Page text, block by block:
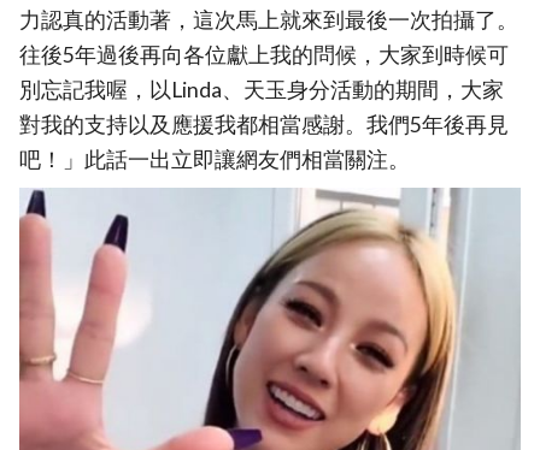
力認真的活動著，這次馬上就來到最後一次拍攝了。
往後5年過後再向各位獻上我的問候，大家到時候可
別忘記我喔，以Linda、天玉身分活動的期間，大家
對我的支持以及應援我都相當感謝。我們5年後再見
吧！」此話一出立即讓網友們相當關注。